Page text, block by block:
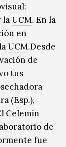
laUCM. En la
en
UCM.Desde
de
tus
(Esp.),
Celemín
de
fue